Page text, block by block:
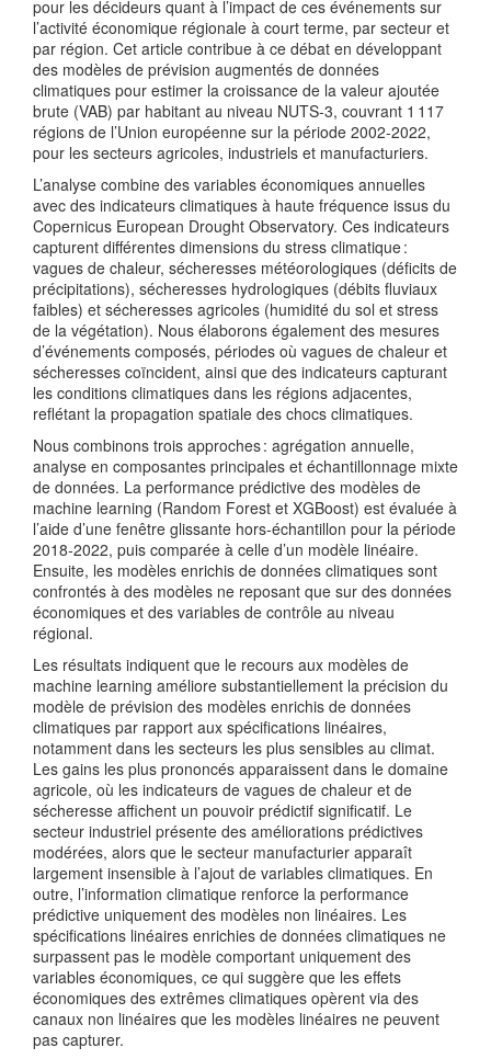
pour les décideurs quant à l’impact de ces événements sur
l’activité économique régionale à court terme, par secteur et
par région. Cet article contribue à ce débat en développant
des modèles de prévision augmentés de données
climatiques pour estimer la croissance de la valeur ajoutée
brute (VAB) par habitant au niveau NUTS‑3, couvrant 1 117
régions de l’Union européenne sur la période 2002‑2022,
pour les secteurs agricoles, industriels et manufacturiers.
L’analyse combine des variables économiques annuelles
avec des indicateurs climatiques à haute fréquence issus du
Copernicus European Drought Observatory. Ces indicateurs
capturent différentes dimensions du stress climatique :
vagues de chaleur, sécheresses météorologiques (déficits de
précipitations), sécheresses hydrologiques (débits fluviaux
faibles) et sécheresses agricoles (humidité du sol et stress
de la végétation). Nous élaborons également des mesures
d’événements composés, périodes où vagues de chaleur et
sécheresses coïncident, ainsi que des indicateurs capturant
les conditions climatiques dans les régions adjacentes,
reflétant la propagation spatiale des chocs climatiques.
Nous combinons trois approches : agrégation annuelle,
analyse en composantes principales et échantillonnage mixte
de données. La performance prédictive des modèles de
machine learning (Random Forest et XGBoost) est évaluée à
l’aide d’une fenêtre glissante hors‑échantillon pour la période
2018‑2022, puis comparée à celle d’un modèle linéaire.
Ensuite, les modèles enrichis de données climatiques sont
confrontés à des modèles ne reposant que sur des données
économiques et des variables de contrôle au niveau
régional.
Les résultats indiquent que le recours aux modèles de
machine learning améliore substantiellement la précision du
modèle de prévision des modèles enrichis de données
climatiques par rapport aux spécifications linéaires,
notamment dans les secteurs les plus sensibles au climat.
Les gains les plus prononcés apparaissent dans le domaine
agricole, où les indicateurs de vagues de chaleur et de
sécheresse affichent un pouvoir prédictif significatif. Le
secteur industriel présente des améliorations prédictives
modérées, alors que le secteur manufacturier apparaît
largement insensible à l’ajout de variables climatiques. En
outre, l’information climatique renforce la performance
prédictive uniquement des modèles non linéaires. Les
spécifications linéaires enrichies de données climatiques ne
surpassent pas le modèle comportant uniquement des
variables économiques, ce qui suggère que les effets
économiques des extrêmes climatiques opèrent via des
canaux non linéaires que les modèles linéaires ne peuvent
pas capturer.